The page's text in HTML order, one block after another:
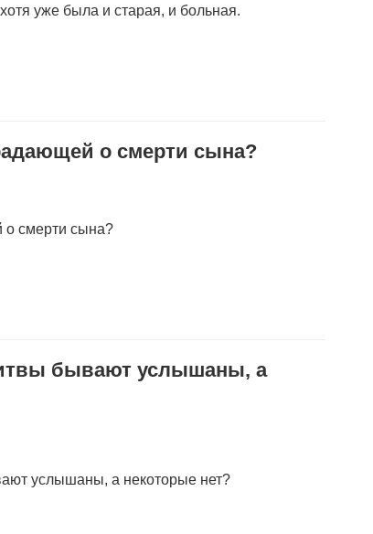
уже была и старая, и больная.
о смерти сына?
о смерти сына?
бывают услышаны, а
услышаны, а некоторые нет?